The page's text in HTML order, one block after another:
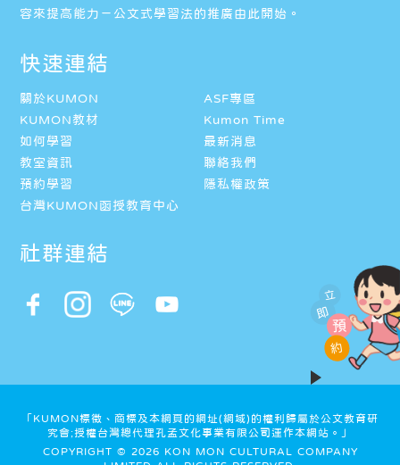
立
即
預
約
容來提高能力－公文式學習法的推廣由此開始。
快速連結
關於KUMON
ASF專區
KUMON教材
Kumon Time
如何學習
最新消息
教室資訊
聯絡我們
預約學習
隱私權政策
台灣KUMON函授教育中心
社群連結
「KUMON標徵、商標及本網頁的網址(網域)的權利歸屬於公文教育研
究會;授權台灣總代理孔孟文化事業有限公司運作本網站。」
COPYRIGHT © 2026 KON MON CULTURAL COMPANY